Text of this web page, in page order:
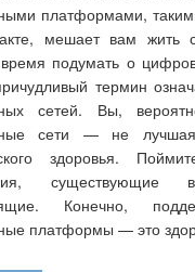
платформами,
мешает вам жить
подумать о
термин
сетей. Вы,
сети — не
здоровья.
существующие
Конечно,
платформы — это